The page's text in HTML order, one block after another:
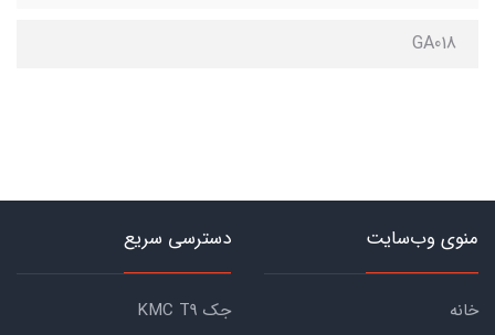
GA018
منوی وب‌سایت
خانه
دسترسی سریع
جک KMC T9